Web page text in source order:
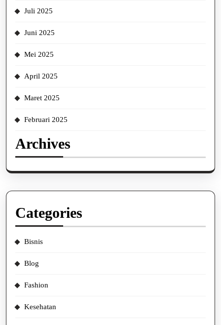
Juli 2025
Juni 2025
Mei 2025
April 2025
Maret 2025
Februari 2025
Archives
Categories
Bisnis
Blog
Fashion
Kesehatan